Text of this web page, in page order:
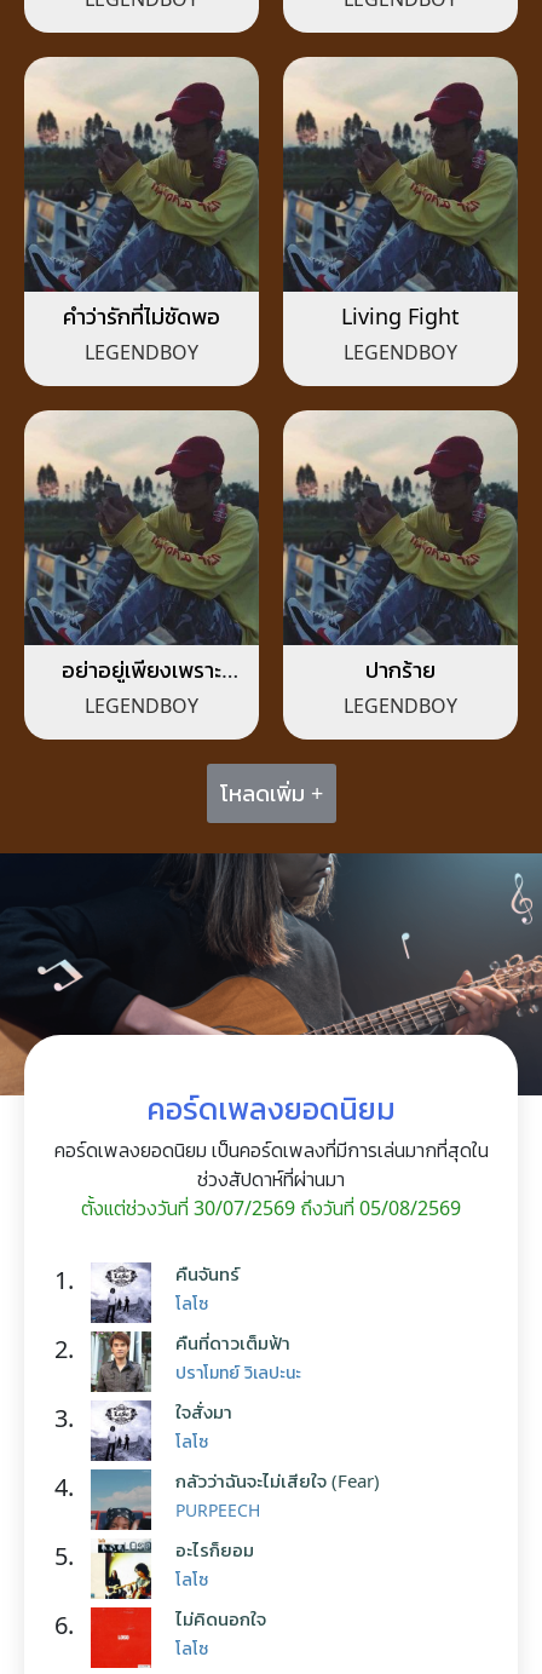
คำว่ารักที่ไม่ชัดพอ
LEGENDBOY
Living Fight
LEGENDBOY
อย่าอยู่เพียงเพราะ
สงสารกัน
LEGENDBOY
ปากร้าย
LEGENDBOY
โหลดเพิ่ม +
คอร์ดเพลงยอดนิยม
คอร์ดเพลงยอดนิยม เป็นคอร์ดเพลงที่มีการเล่นมากที่สุดใน
ช่วงสัปดาห์ที่ผ่านมา
ตั้งแต่ช่วงวันที่ 30/07/2569 ถึงวันที่ 05/08/2569
1. คืนจันทร์
โลโซ
2. คืนที่ดาวเต็มฟ้า
ปราโมทย์ วิเลปะนะ
3. ใจสั่งมา
โลโซ
4. กลัวว่าฉันจะไม่เสียใจ (Fear)
PURPEECH
5. อะไรก็ยอม
โลโซ
6. ไม่คิดนอกใจ
โลโซ